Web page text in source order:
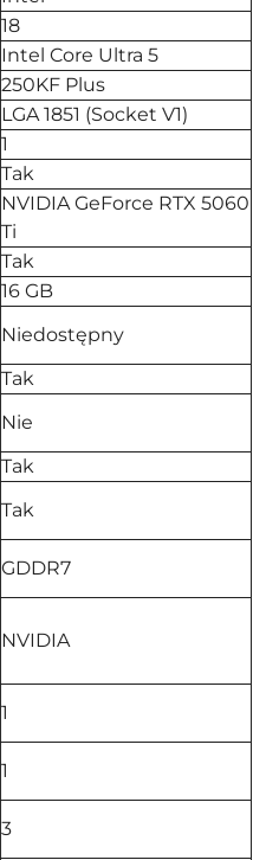
18
Intel Core Ultra 5
250KF Plus
LGA 1851 (Socket V1)
1
Tak
NVIDIA GeForce RTX 5060
Ti
Tak
16 GB
Niedostępny
Tak
Nie
Tak
Tak
GDDR7
NVIDIA
1
1
3